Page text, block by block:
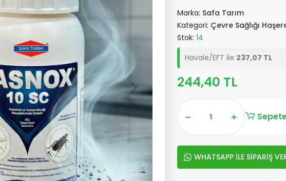
Marka: Safa Tarım
Kategori: Çevre Sağlığı
Stok: 14
Havale/EFT ile 237,07 TL
244,40 TL
WHATSAPP İLE SİPARİŞ